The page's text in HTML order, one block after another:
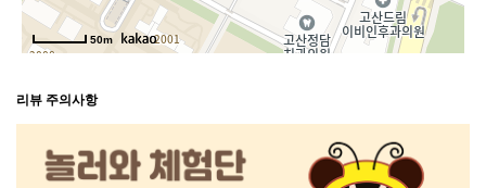
50m
리뷰 주의사항